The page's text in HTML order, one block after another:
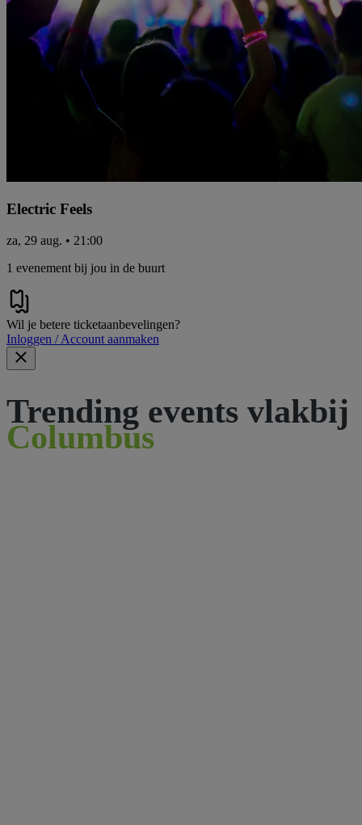
Electric Feels
za, 29 aug. • 21:00
1 evenement bij jou in de buurt
Wil je betere ticketaanbevelingen?
Inloggen / Account aanmaken
Trending events vlakbij
Columbus